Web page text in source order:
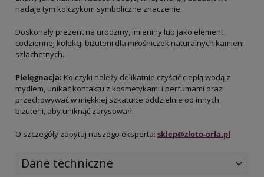
nadaje tym kolczykom symboliczne znaczenie.
Doskonały prezent na urodziny, imieniny lub jako element
codziennej kolekcji biżuterii dla miłośniczek naturalnych kamieni
szlachetnych.
Pielęgnacja: Kolczyki należy delikatnie czyścić ciepłą wodą z
mydłem, unikać kontaktu z kosmetykami i perfumami oraz
przechowywać w miękkiej szkatułce oddzielnie od innych
biżuterii, aby uniknąć zarysowań.
O szczegóły zapytaj naszego eksperta: sklep@zloto-orla.pl
Dane techniczne